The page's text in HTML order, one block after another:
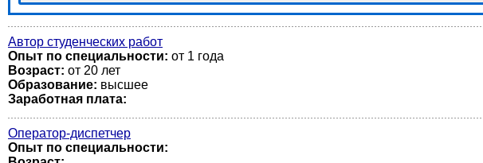
Автор студенческих работ
Опыт по специальности: от 1 года
Возраст: от 20 лет
Образование: высшее
Заработная плата:
Оператор-диспетчер
Опыт по специальности: